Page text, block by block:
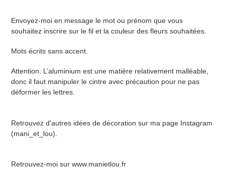
Envoyez-moi en message le mot ou prénom que vous
souhaitez inscrire sur le fil et la couleur des fleurs souhaitées.
Mots écrits sans accent.
Attention: L’aluminium est une matière relativement malléable,
donc il faut manipuler le cintre avec précaution pour ne pas
déformer les lettres.
Retrouvez d'autres idées de décoration sur ma page Instagram
(mani_et_lou).
Retrouvez-moi sur www.manietlou.fr